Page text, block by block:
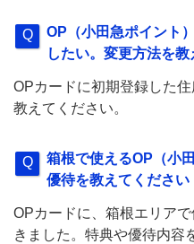
OP（小田急ポイント
したい。変更方法を教
OPカードに初期登録した
教えてください。
箱根で使えるOP（小
優待を教えてください
OPカードに、箱根エリア
きました。特典や優待内容